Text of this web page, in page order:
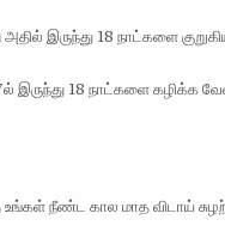
இருந்து 18 நாட்களை குறுகிய
இருந்து 18 நாட்களை கழிக்க
நீண்ட கால மாத விடாய்